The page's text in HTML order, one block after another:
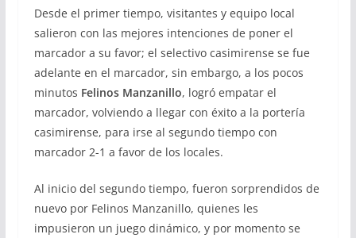
Desde el primer tiempo, visitantes y equipo local
salieron con las mejores intenciones de poner el
marcador a su favor; el selectivo casimirense se fue
adelante en el marcador, sin embargo, a los pocos
minutos Felinos Manzanillo, logró empatar el
marcador, volviendo a llegar con éxito a la portería
casimirense, para irse al segundo tiempo con
marcador 2-1 a favor de los locales.
Al inicio del segundo tiempo, fueron sorprendidos de
nuevo por Felinos Manzanillo, quienes les
impusieron un juego dinámico, y por momento se